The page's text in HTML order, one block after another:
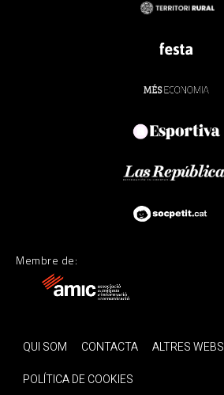
Membre de:
QUI SOM CONTACTA ALTRES WEBS
POLÍTICA DE COOKIES